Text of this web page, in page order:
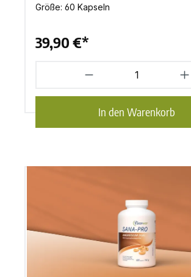
Größe: 60 Kapseln
39,90 €*
In den Warenkorb